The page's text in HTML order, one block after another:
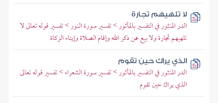
لا تلهيهم تجارة
الدر المنثور في التفسير بالمأثور > تفسير سورة النور > تفسير قوله تعالى لا
تلهيهم تجارة ولا بيع عن ذكر الله وإقام الصلاة وإيتاء الزكاة
الذي يراك حين تقوم
الدر المنثور في التفسير بالمأثور > تفسير سورة الشعراء > تفسير قوله تعالى
الذي يراك حين تقوم